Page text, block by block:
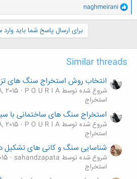
و
ا
ک
:
naghmeirani
برای ارسال پاسخ شما باید
Similar threads
انتخاب روش استخراج سنگ های
شروع شده توسط P O U R I A 2015
استخراج
استخراج سنگ های ساختمانی با
شروع شده توسط P O U R I A 2015
استخراج
شناسایی سنگ و کانی های تشکیل
شروع شده توسط sahandzapata
استخراج